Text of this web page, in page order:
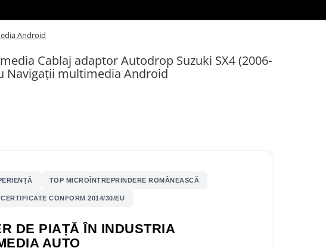
Android
Cablaj adaptor Autodrop Suzuki SX4 (2006-
Navigații multimedia Android
TOP MICROÎNTREPRINDERE ROMÂNEASCĂ
CONFORM 2014/30/EU
DE PIAȚĂ ÎN INDUSTRIA
AUTO